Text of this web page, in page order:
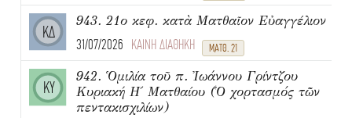
ΚΔ
943. 21ο κεφ. κατὰ Ματθαῖον Εὐαγγέλιον
31/07/2026 ΚΑΙΝΗ ΔΙΑΘΗΚΗ ΜΑΤΘ. 21
ΚΥ
942. Ὁμιλία τοῦ π. Ἰωάννου Γρίντζου
Κυριακή Η΄ Ματθαίου (Ὁ χορτασμός τῶν
πεντακισχιλίων)